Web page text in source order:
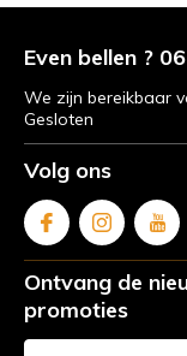
Even bellen ?
We zijn bereikbaar
Gesloten
Volg ons
Ontvang de
promoties